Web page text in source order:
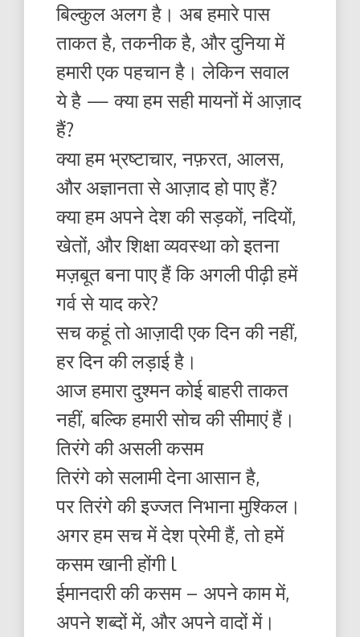
बिल्कुल अलग है। अब हमारे पास
ताकत है, तकनीक है, और दुनिया में
हमारी एक पहचान है। लेकिन सवाल
ये है — क्या हम सही मायनों में आज़ाद
हैं?
क्या हम भ्रष्टाचार, नफ़रत, आलस,
और अज्ञानता से आज़ाद हो पाए हैं?
क्या हम अपने देश की सड़कों, नदियों,
खेतों, और शिक्षा व्यवस्था को इतना
मज़बूत बना पाए हैं कि अगली पीढ़ी हमें
गर्व से याद करे?
सच कहूं तो आज़ादी एक दिन की नहीं,
हर दिन की लड़ाई है।
आज हमारा दुश्मन कोई बाहरी ताकत
नहीं, बल्कि हमारी सोच की सीमाएं हैं।
तिरंगे की असली कसम
तिरंगे को सलामी देना आसान है,
पर तिरंगे की इज्जत निभाना मुश्किल।
अगर हम सच में देश प्रेमी हैं, तो हमें
कसम खानी होंगी l
ईमानदारी की कसम – अपने काम में,
अपने शब्दों में, और अपने वादों में।